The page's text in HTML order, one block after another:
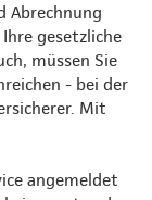
Abrechnung
gesetzliche
müssen Sie
- bei der
Mit
angemeldet